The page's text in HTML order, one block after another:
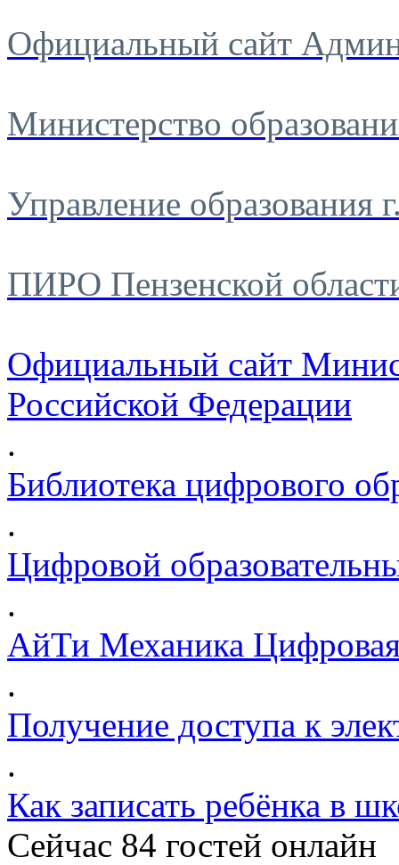
Официальный сайт
Министерство
Управление образования
ПИРО Пензенской
Официальный сайт
Российской Федерации
.
Библиотека цифрового
.
Цифровой
.
АйТи Механика
.
Получение доступа к
.
Как записать ребёнка в
Сейчас 84 гостей онлайн